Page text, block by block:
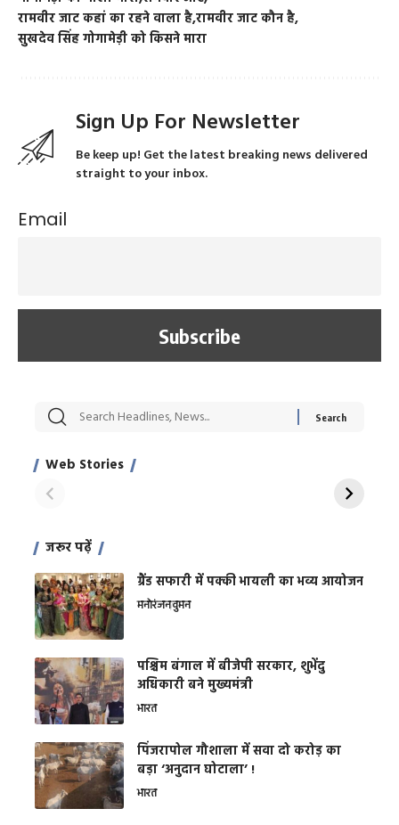
रामवीर जाट कहां का रहने वाला हैरामवीर जाट कौन है
सुखदेव सिंह गोगामेड़ी को किसने मारा
Sign Up For Newsletter
Be keep up! Get the latest breaking news delivered
straight to your inbox.
Email
Web Stories
सट्टेबाजी में अरेस्ट हुए
साहिल खान
रोज एक कच्चे लहसुन
जरूर पढ़ें
ग्रैंड सफारी में पक्की भायली का भव्य आयोजन
मनोरंजनवुमन
पश्चिम बंगाल में बीजेपी सरकार, शुभेंदु
अधिकारी बने मुख्यमंत्री
भारत
​पिंजरापोल गौशाला में सवा दो करोड़ का
बड़ा ‘अनुदान घोटाला’ !
भारत